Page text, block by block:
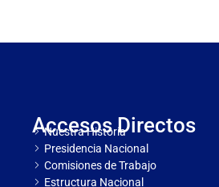
Accesos Directos
Nuestra Historia
Presidencia Nacional
Comisiones de Trabajo
Estructura Nacional